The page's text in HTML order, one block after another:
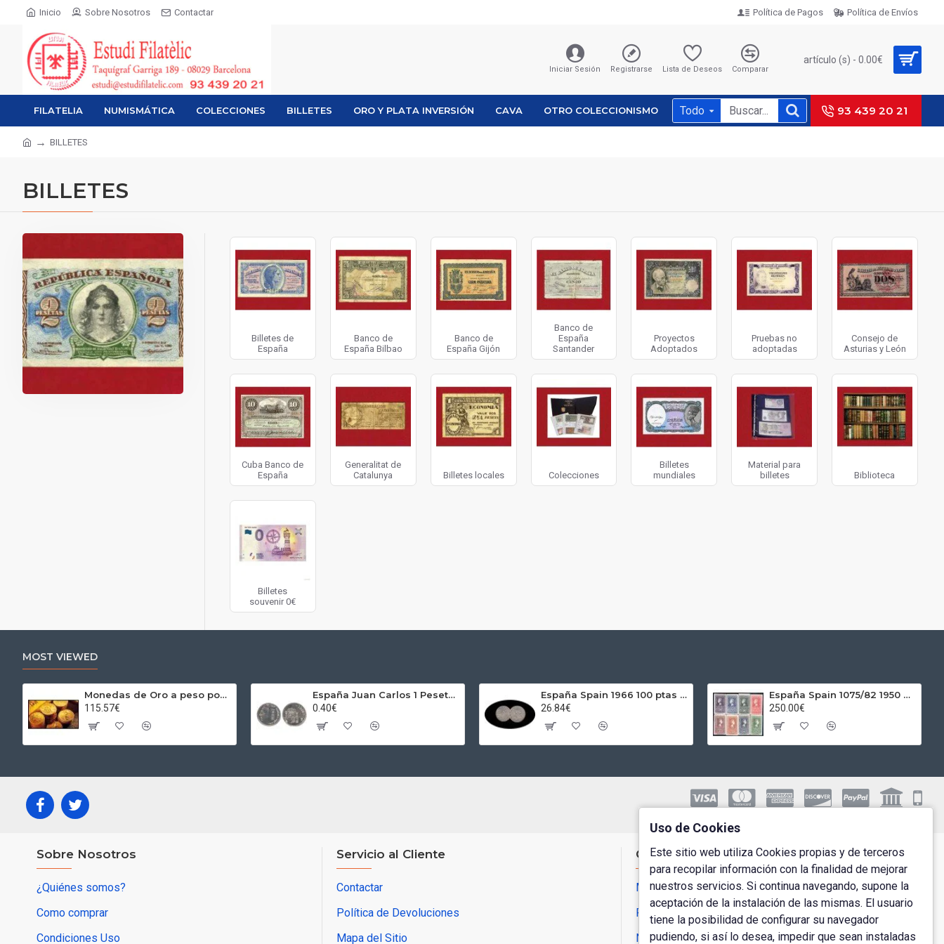
Inicio Sobre Nosotros Contactar Política de Pagos Política de Envíos
Iniciar Sesión Registrarse Lista de Deseos Comparar
artículo (s) - 0.00€
FILATELIA NUMISMÁTICA COLECCIONES BILLETES ORO Y PLATA INVERSIÓN CAVA OTRO COLECCIONISMO Todo 93 439 20 21
BILLETES
BILLETES
Billetes de
España
Banco de
España Bilbao
Banco de
España Gijón
Banco de
España
Santander
Proyectos
Adoptados
Pruebas no
adoptadas
Consejo de
Asturias y León
Cuba Banco de
España
Generalitat de
Catalunya
Billetes locales Colecciones
Billetes
mundiales
Material para
billetes
Biblioteca
Billetes
souvenir 0€
MOST VIEWED
Monedas de Oro a peso por gramos al precio del día + 2,5% Au
115.57€
España Juan Carlos 1 Peseta JC 1989 Madrid ND
0.40€
España Spain 1966 100 ptas Franco Plata Ag
26.84€
España Spain 1075/82 1950 Centenario del sello MNH
250.00€
Sobre Nosotros
¿Quiénes somos?
Como comprar
Condiciones Uso
Servicio al Cliente
Contactar
Política de Devoluciones
Mapa del Sitio
Cuenta de Usuario
Mi Cuenta
Pedidos
Newsletter
Uso de Cookies
Este sitio web utiliza Cookies propias y de terceros
para recopilar información con la finalidad de mejorar
nuestros servicios. Si continua navegando, supone la
aceptación de la instalación de las mismas. El usuario
tiene la posibilidad de configurar su navegador
pudiendo, si así lo desea, impedir que sean instaladas